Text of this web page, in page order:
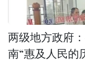
两级地方政府
南“惠及人民的